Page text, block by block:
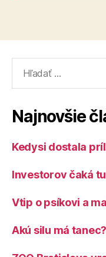
Najnovšie
Kedysi dostala
Investorov čaká
Vtip o psíkovi a
Akú silu má tanec?